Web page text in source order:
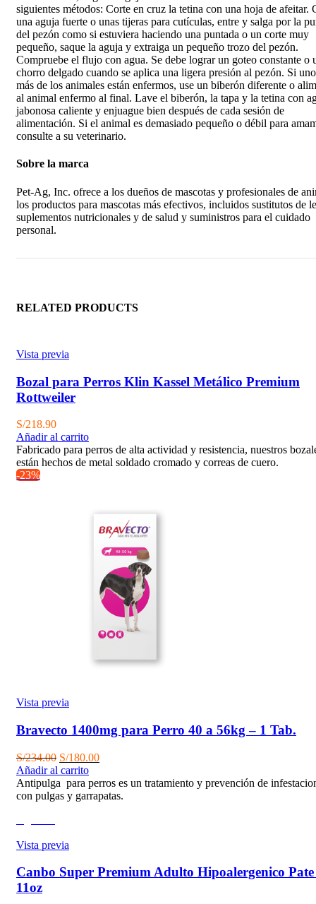
siguientes métodos: Corte en cruz la tetina con una hoja de afeitar.
una aguja fuerte o unas tijeras para cutículas, entre y salga por la
del pezón como si estuviera haciendo una puntada o un corte muy
pequeño, saque la aguja y extraiga un pequeño trozo del pezón.
Compruebe el flujo con agua. Se debe lograr un goteo constante o
chorro delgado cuando se aplica una ligera presión al pezón. Si
más de los animales están enfermos, use un biberón diferente o
al animal enfermo al final. Lave el biberón, la tapa y la tetina con
jabonosa caliente y enjuague bien después de cada sesión de
alimentación. Si el animal es demasiado pequeño o débil para
consulte a su veterinario.
Sobre la marca
Pet-Ag, Inc. ofrece a los dueños de mascotas y profesionales de
los productos para mascotas más efectivos, incluidos sustitutos de
suplementos nutricionales y de salud y suministros para el cuidado
personal.
RELATED PRODUCTS
Vista previa
Bozal para Perros Klin Kassel Metálico Premium
Rottweiler
S/218.90
Añadir al carrito
Fabricado para perros de alta actividad y resistencia, nuestros
están hechos de metal soldado cromado y correas de cuero.
-23%
Vista previa
Bravecto 1400mg para Perro 40 a 56kg – 1 Tab.
S/234.00 El
precio
original
era:
S/180.00El
actual
es:
Añadir al carrito
Antipulga para perros es un tratamiento y prevención de
con pulgas y garrapatas.
Vista previa
Canbo Super Premium Adulto Hipoalergenico
11oz